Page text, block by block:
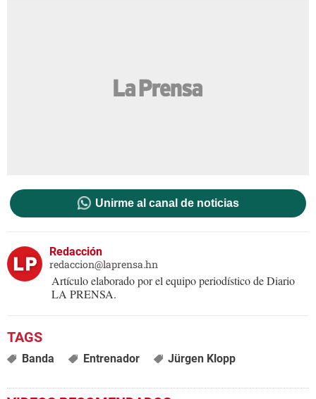
Unirme al canal de noticias
Redacción
redaccion@laprensa.hn
Artículo elaborado por el equipo periodístico de Diario
LA PRENSA.
Banda Entrenador Jürgen Klopp